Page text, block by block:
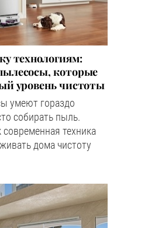
технологиям:
которые
уровень чистоты
умеют гораздо
собирать пыль.
современная техника
дома чистоту